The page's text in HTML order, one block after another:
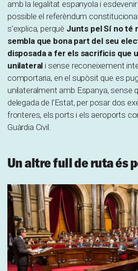
amb la legalitat espanyola i
possible el referèndum
s’explica, perquè Junts pel Sí no té
sembla que bona part del seu
disposada a fer els sacrificis que
unilateral i sense reconeixement
comportaria, en el supòsit que es
unilateralment amb Espanya, sense
delegada de l’Estat, per posar dos
fronteres, els ports i els aeroports
Guàrdia Civil.
Un altre full de ruta és